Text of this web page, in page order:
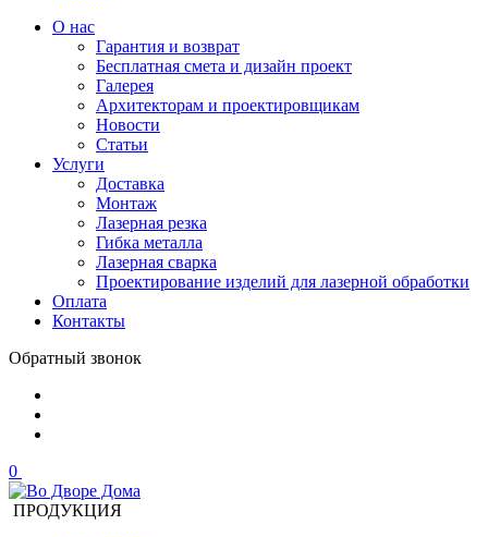
О нас
Гарантия и возврат
Бесплатная смета и дизайн проект
Галерея
Архитекторам и проектировщикам
Новости
Статьи
Услуги
Доставка
Монтаж
Лазерная резка
Гибка металла
Лазерная сварка
Проектирование изделий для лазерной обработки
Оплата
Контакты
Обратный звонок
0
ПРОДУКЦИЯ